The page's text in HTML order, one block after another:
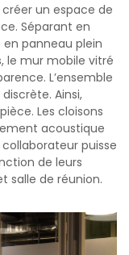
un espace de
Séparant en
panneau plein
le mur mobile vitré
L’ensemble
Ainsi,
Les cloisons
acoustique
puisse
de leurs
salle de réunion.